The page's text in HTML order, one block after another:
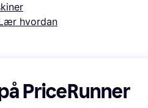
hvordan
PriceRunner